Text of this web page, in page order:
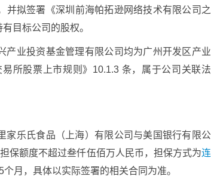
拟签署《深圳前海帕拓逊网络技术有限公司之
目标公司的股权。
产业投资基金管理有限公司均为广州开发区产业
所股票上市规则》10.1.3 条，属于公司关联法
家乐氏食品（上海）有限公司与美国银行有限公
保额度不超过叁仟伍佰万人民币，担保方式为连
月，具体以实际签署的相关合同为准。